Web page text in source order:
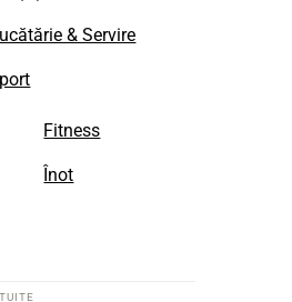
& Servire
Fitness
Înot